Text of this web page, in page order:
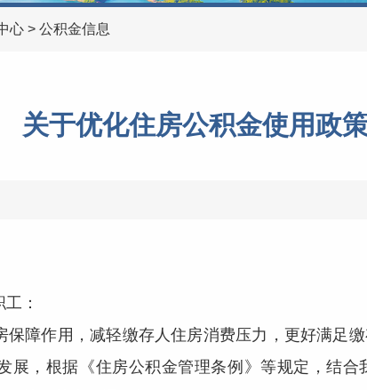
心 > 公积金信息
关于优化住房公积金使用政
：
作用，减轻缴存人住房消费压力，更好满足缴
展，根据《住房公积金管理条例》等规定，结